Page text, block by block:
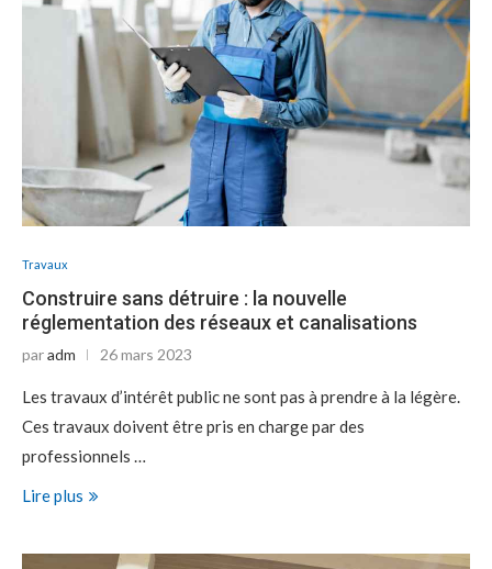
Travaux
Construire sans détruire : la nouvelle
réglementation des réseaux et canalisations
paradm 26 mars 2023
Les travaux d’intérêt public ne sont pas à prendre à la légère.
Ces travaux doivent être pris en charge par des
professionnels …
Lire plus